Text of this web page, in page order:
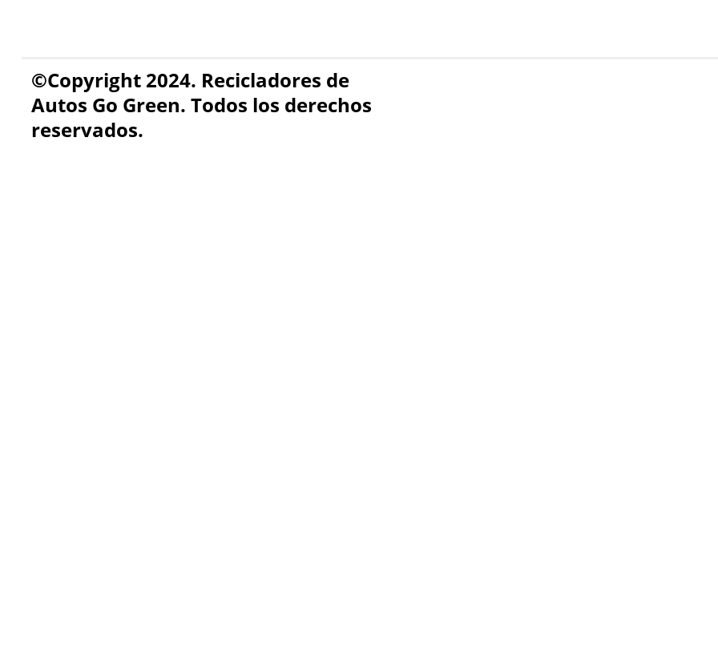
©Copyright 2024. Recicladores de
Autos Go Green. Todos los derechos
reservados.